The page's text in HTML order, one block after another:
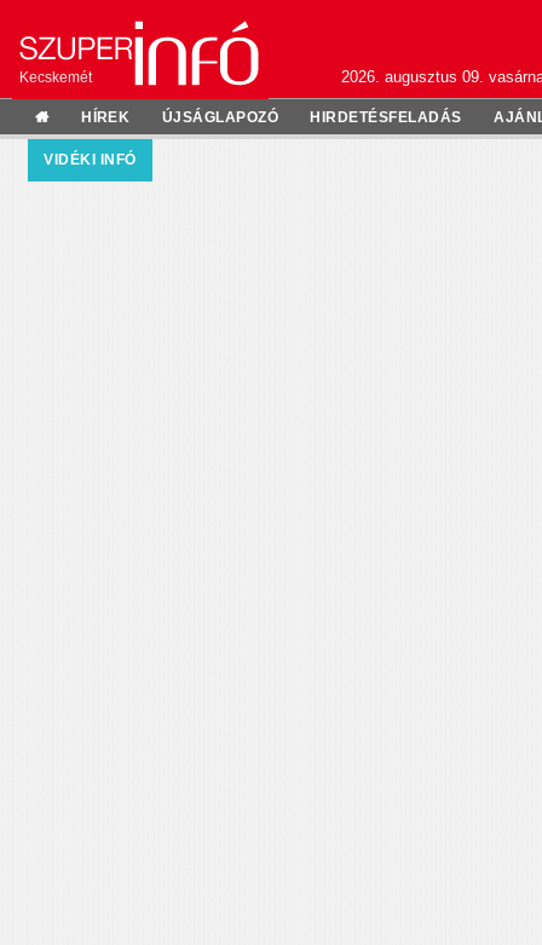
Kecskemét 2026. augusztus 09.
HÍREK ÚJSÁGLAPOZÓ HIRDETÉSFELADÁS
VIDÉKI INFÓ